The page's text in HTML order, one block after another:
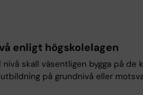
enligt högskolelagen
skall väsentligen bygga på de
på grundnivå eller